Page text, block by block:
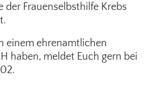
der Frauenselbsthilfe Krebs
einem ehrenamtlichen
haben, meldet Euch gern bei